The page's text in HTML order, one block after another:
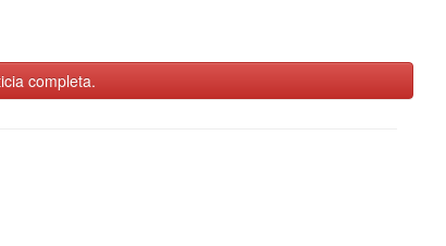
completa.